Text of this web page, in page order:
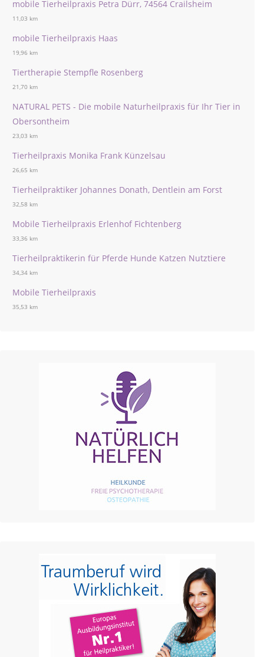
mobile Tierheilpraxis Petra Dürr, 74564 Crailsheim
11,03 km
mobile Tierheilpraxis Haas
19,96 km
Tiertherapie Stempfle Rosenberg
21,70 km
NATURAL PETS - Die mobile Naturheilpraxis für Ihr Tier in
Obersontheim
23,03 km
Tierheilpraxis Monika Frank Künzelsau
26,65 km
Tierheilpraktiker Johannes Donath, Dentlein am Forst
32,58 km
Mobile Tierheilpraxis Erlenhof Fichtenberg
33,36 km
Tierheilpraktikerin für Pferde Hunde Katzen Nutztiere
34,34 km
Mobile Tierheilpraxis
35,53 km